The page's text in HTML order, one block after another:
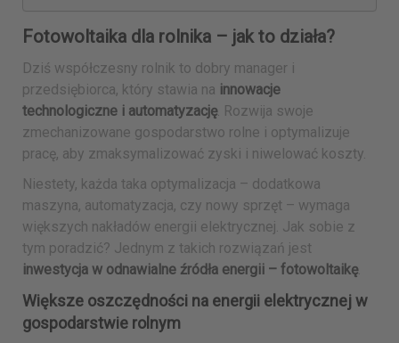
Fotowoltaika dla rolnika – jak to działa?
Dziś współczesny rolnik to dobry manager i
przedsiębiorca, który stawia na innowacje
technologiczne i automatyzację. Rozwija swoje
zmechanizowane gospodarstwo rolne i optymalizuje
pracę, aby zmaksymalizować zyski i niwelować koszty.
Niestety, każda taka optymalizacja – dodatkowa
maszyna, automatyzacja, czy nowy sprzęt – wymaga
większych nakładów energii elektrycznej. Jak sobie z
tym poradzić? Jednym z takich rozwiązań jest
inwestycja w odnawialne źródła energii – fotowoltaikę.
Większe oszczędności na energii elektrycznej w
gospodarstwie rolnym